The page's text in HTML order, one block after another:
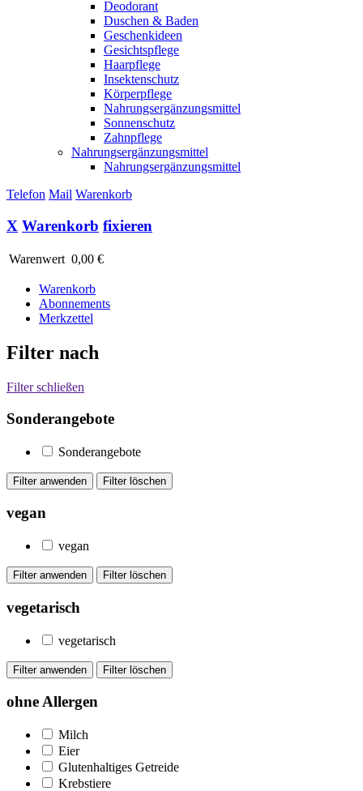
Deodorant
Duschen & Baden
Geschenkideen
Gesichtspflege
Haarpflege
Insektenschutz
Körperpflege
Nahrungsergänzungsmittel
Sonnenschutz
Zahnpflege
Nahrungsergänzungsmittel
Nahrungsergänzungsmittel
Telefon Mail Warenkorb
X Warenkorb fixieren
Warenwert 0,00 €
Warenkorb
Abonnements
Merkzettel
Filter nach
Filter schließen
Sonderangebote
Sonderangebote
vegan
vegan
vegetarisch
vegetarisch
ohne Allergen
Milch
Eier
Glutenhaltiges Getreide
Krebstiere